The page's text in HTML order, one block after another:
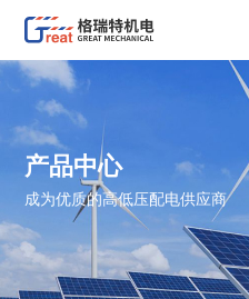
产品中心
成为优质的高低压配电供应商